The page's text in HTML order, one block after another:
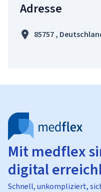
Adresse
85757 ,
Mit medflex
digital
Schnell, unkompliziert,